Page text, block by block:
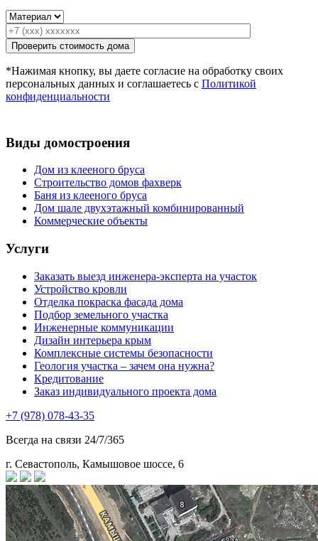
*Нажимая кнопку, вы даете согласие на обработку своих
персональных данных и соглашаетесь с Политикой
конфиденциальности
Виды домостроения
Дом из клееного бруса
Строительство домов фахверк
Баня из клееного бруса
Дом шале двухэтажный комбинированный
Коммерческие объекты
Услуги
Заказать выезд инженера-эксперта на участок
Устройство кровли
Отделка покраска фасада дома
Подбор земельного участка
Инженерные коммуникации
Дизайн интерьера крым
Комплексные системы безопасности
Геология участка – зачем она нужна?
Кредитование
Заказ индивидуального проекта дома
+7 (978) 078-43-35
Всегда на связи 24/7/365
г. Севастополь, Камышовое шоссе, 6